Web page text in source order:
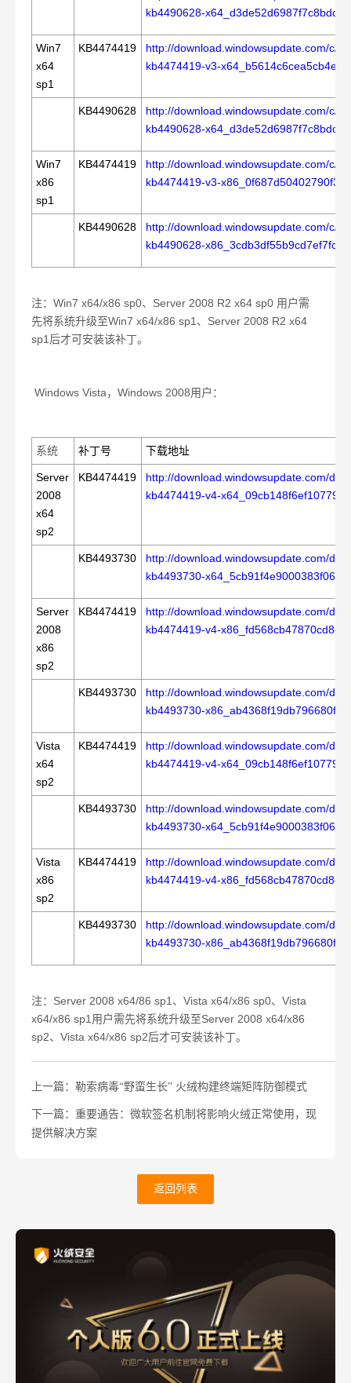
kb4490628-
Win7
x64
sp1
KB4474419
http://download.windowsupdate.com/c/
kb4474419-v3-
KB4490628
http://download.windowsupdate.com/c/
kb4490628-
Win7
x86
sp1
KB4474419
http://download.windowsupdate.com/c/
kb4474419-v3-
KB4490628
http://download.windowsupdate.com/c/
kb4490628-
注： Win7 x64/x86 sp0、 Server 2008 R2 x64 sp0 用户需
先将系统升级至Win7 x64/x86 sp1 、 Server 2008 R2 x64
sp1 后才可安装该补丁。
Windows Vista， Windows 2008用户：
系统 补丁号 下载地址
Server
2008
x64
sp2
KB4474419
http://download.windowsupdate.com/d/
kb4474419-v4-
KB4493730
http://download.windowsupdate.com/d/
kb4493730-
Server
2008
x86
sp2
KB4474419
http://download.windowsupdate.com/d/
kb4474419-v4-
KB4493730
http://download.windowsupdate.com/d/
kb4493730-
Vista
x64
sp2
KB4474419
http://download.windowsupdate.com/d/
kb4474419-v4-
KB4493730
http://download.windowsupdate.com/d/
kb4493730-
Vista
x86
sp2
KB4474419
http://download.windowsupdate.com/d/
kb4474419-v4-
KB4493730
http://download.windowsupdate.com/d/
kb4493730-
注： Server 2008 x64/86 sp1 、 Vista x64/x86 sp0、 Vista
x64/x86 sp1 用户需先将系统升级至Server 2008 x64/x86
sp2、 Vista x64/x86 sp2后才可安装该补丁。
上一篇：勒索病毒“野蛮生长” 火绒构建终端矩阵防御模式
下一篇：重要通告：微软签名机制将影响火绒正常使用，现
提供解决方案
返回列表